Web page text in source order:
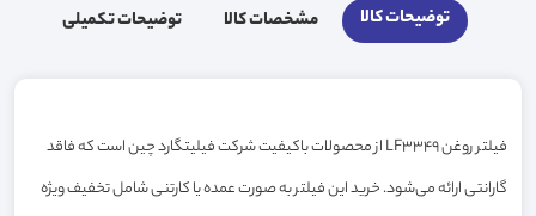
توضیحات کالا مشخصات کالا توضیحات تکمیلی
فیلتر روغن LF3349 از محصولات باکیفیت شرکت فیلیتگارد چین است که فاقد
گارانتی ارائه می‌شود. خرید این فیلتر به صورت عمده یا کارتنی شامل تخفیف ویژه